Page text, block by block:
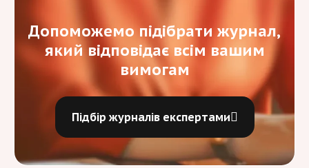
Допоможемо підібрати журнал,
який відповідає всім вашим
вимогам
Підбір журналів експертами